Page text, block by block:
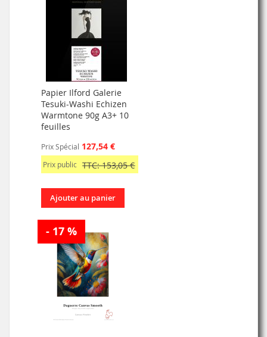
Papier Ilford Galerie
Tesuki-Washi Echizen
Warmtone 90g A3+ 10
feuilles
Prix Spécial 127,54 €
Prix public TTC: 153,05 €
Ajouter au panier
- 17 %